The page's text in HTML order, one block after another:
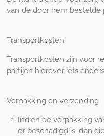
van de door hem bestelde
Transportkosten
Transportkosten zijn voor
partijen hierover iets
Verpakking en verzending
Indien de verpakking
of beschadigd is, dan